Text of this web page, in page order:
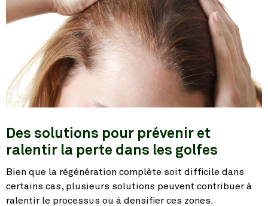
Des solutions pour prévenir et
ralentir la perte dans les golfes
Bien que la régénération complète soit difficile dans
certains cas, plusieurs solutions peuvent contribuer à
ralentir le processus ou à densifier ces zones.